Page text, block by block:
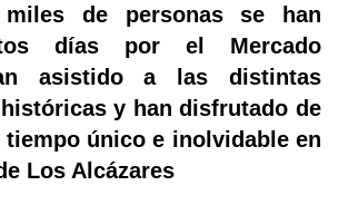
miles de personas se han
días por el Mercado
asistido a las distintas
y han disfrutado de
único e inolvidable en
Los Alcázares